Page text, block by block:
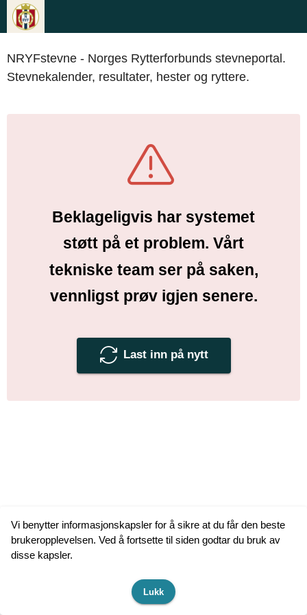
NRYFstevne - Norges Rytterforbunds stevneportal.
Stevnekalender, resultater, hester og ryttere.
Beklageligvis har systemet
støtt på et problem. Vårt
tekniske team ser på saken,
vennligst prøv igjen senere.
Last inn på nytt
Vi benytter informasjonskapsler for å sikre at du får den beste
brukeropplevelsen. Ved å fortsette til siden godtar du bruk av
disse kapsler.
Lukk